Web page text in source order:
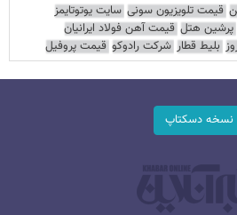
قیمت تلویزیون سونی سایت یوتوتایمز
پرشین هتل قیمت آهن فولاد ایرانیان
بلیط قطار شرکت رادوکو قیمت پروفیل
نسخه دسکتاپ